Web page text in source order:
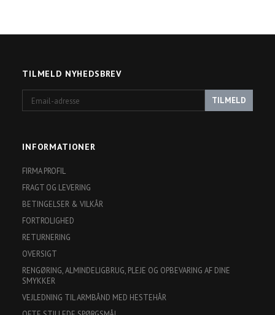
TILMELD NYHEDSBREV
adresse
TILMELD
INFORMATIONER
FIRMA PROFIL
FRAGT OG LEVERING
BETINGELSER & VILKÅR
FORTROLIGHED
RETURNERING
OVERSIGT
RENGØRING, ALMINDELIGBRUG, PLEJE OG OPBEVARING AF DINE
SMYKKER
VEJLEDNING TIL ARMBÅND MED HESTEHÅR